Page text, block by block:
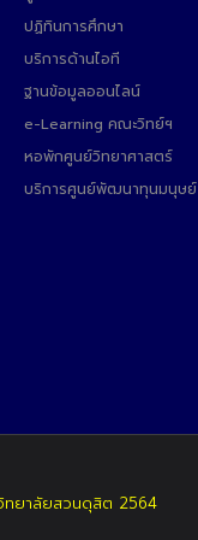
ปฏิทินการศึกษา
บริการด้านไอที
ฐานข้อมูลออนไลน์
e-Learning คณะวิทย์ฯ
หอพักศูนย์วิทยาศาสตร์
บริการศูนย์พัฒนาทุนมนุษย์
ทยาลัยสวนดุสิต 2564